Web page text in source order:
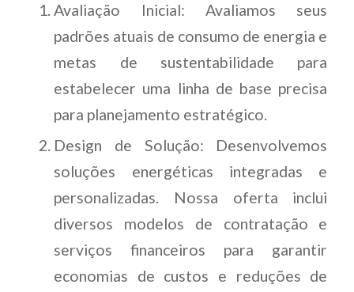
Avaliação Inicial: Avaliamos seus
padrões atuais de consumo de energia e
metas de sustentabilidade para
estabelecer uma linha de base precisa
para planejamento estratégico.
Design de Solução: Desenvolvemos
soluções energéticas integradas e
personalizadas. Nossa oferta inclui
diversos modelos de contratação e
serviços financeiros para garantir
economias de custos e reduções de